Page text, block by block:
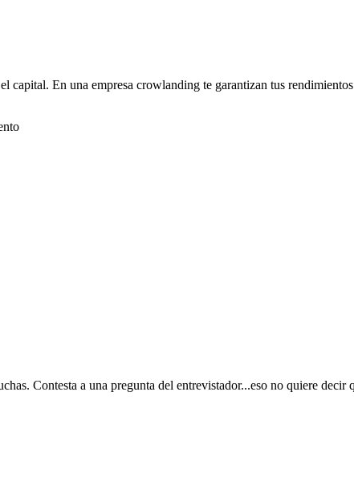
capital. En una empresa crowlanding te garantizan tus
Contesta a una pregunta del entrevistador...eso no quiere